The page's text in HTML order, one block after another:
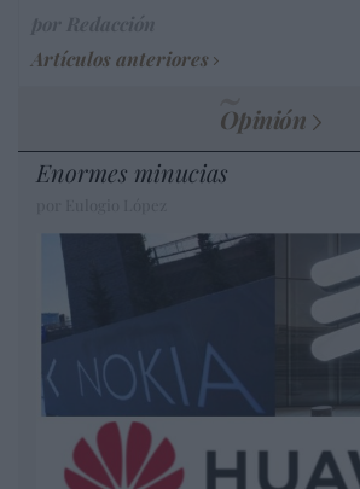
Artículos anteriores
Opinión
Enormes minucias